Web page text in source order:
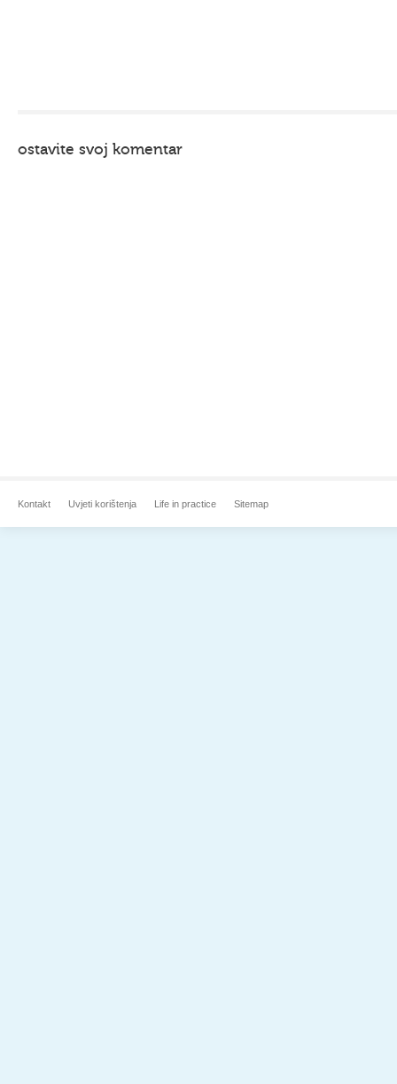
ostavite svoj komentar
Kontakt Uvjeti korištenja Life in practice Sitemap